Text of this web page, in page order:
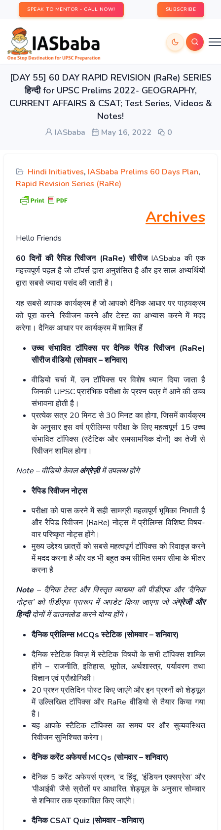
SPEAK TO MENTOR - CALL NOW! SUBSCRIBE
[DAY 55] 60 DAY RAPID REVISION (RaRe) SERIES
हिन्दी for UPSC Prelims 2022- GEOGRAPHY,
CURRENT AFFAIRS & CSAT; Test Series, Videos &
Notes!
IASbaba May 16, 2022 0
Hindi Initiatives, IASbaba Prelims 60 Days Plan,
Rapid Revision Series (RaRe)
Archives
Hello Friends
60 दिनों की रैपिड रिवीजन (RaRe) सीरीज IASbaba की एक
महत्त्वपूर्ण पहल है जो टॉपर्स द्वारा अनुशंसित है और हर साल अभ्यर्थियों
द्वारा सबसे ज्यादा पसंद की जाती है।
यह सबसे व्यापक कार्यक्रम है जो आपको दैनिक आधार पर पाठ्यक्रम
को पूरा करने, रिवीजन करने और टेस्ट का अभ्यास करने में मदद
करेगा। दैनिक आधार पर कार्यक्रम में शामिल हैं
उच्च संभावित टॉपिक्स पर दैनिक रैपिड रिवीजन (RaRe)
सीरीज वीडियो (सोमवार – शनिवार)
वीडियो चर्चा में, उन टॉपिक्स पर विशेष ध्यान दिया जाता है
जिनकी UPSC प्रारंभिक परीक्षा के प्रश्न पत्र में आने की उच्च
संभावना होती है।
प्रत्येक सत्र 20 मिनट से 30 मिनट का होगा, जिसमें कार्यक्रम
के अनुसार इस वर्ष प्रीलिम्स परीक्षा के लिए महत्वपूर्ण 15 उच्च
संभावित टॉपिक्स (स्टैटिक और समसामयिक दोनों) का तेजी से
रिवीजन शामिल होगा।
Note – वीडियो केवलअंग्रेज़ीमें उपलब्ध होंगे
रैपिड रिवीजन नोट्स
परीक्षा को पास करने में सही सामग्री महत्वपूर्ण भूमिका निभाती है
और रैपिड रिवीजन (RaRe) नोट्स में प्रीलिम्स विशिष्ट विषय-
वार परिष्कृत नोट्स होंगे।
मुख्य उद्देश्य छात्रों को सबसे महत्वपूर्ण टॉपिक्स को रिवाइज़ करने
में मदद करना है और वह भी बहुत कम सीमित समय सीमा के भीतर
करना है
Note –दैनिक टेस्ट और विस्तृत व्याख्या की पीडीएफ और ‘दैनिक
नोट्स’ को पीडीएफ प्रारूप में अपडेट किया जाएगा जो अंग्रेजी और
हिन्दीदोनों में डाउनलोड करने योग्य होंगे।
दैनिक प्रीलिम्स MCQs स्टेटिक (सोमवार – शनिवार)
दैनिक स्टेटिक क्विज़ में स्टेटिक विषयों के सभी टॉपिक्स शामिल
होंगे – राजनीति, इतिहास, भूगोल, अर्थशास्त्र, पर्यावरण तथा
विज्ञान एवं प्रौद्योगिकी।
20 प्रश्न प्रतिदिन पोस्ट किए जाएंगे और इन प्रश्नों को शेड्यूल
में उल्लिखित टॉपिक्स और RaRe वीडियो से तैयार किया गया
है।
यह आपके स्टैटिक टॉपिक्स का समय पर और सुव्यवस्थित
रिवीजन सुनिश्चित करेगा।
दैनिक करेंट अफेयर्स MCQs (सोमवार – शनिवार)
दैनिक 5 करेंट अफेयर्स प्रश्न, ‘द हिंदू’, ‘इंडियन एक्सप्रेस’ और
‘पीआईबी’ जैसे स्रोतों पर आधारित, शेड्यूल के अनुसार सोमवार
से शनिवार तक प्रकाशित किए जाएंगे।
दैनिक CSAT Quiz (सोमवार –शनिवार)